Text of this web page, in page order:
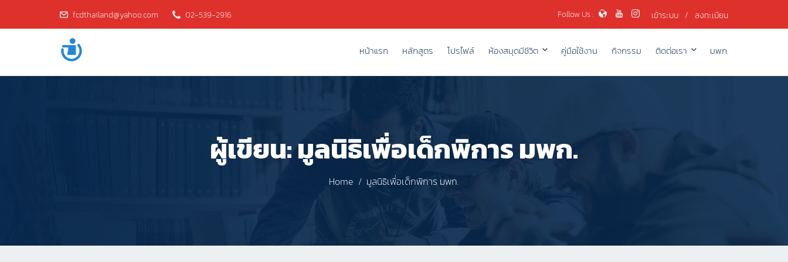
fcdthailand@yahoo.com 02-539-2916 Follow Us : เข้าระบบ / ลงทะเบียน
หน้าแรก หลักสูตร โปรไฟล์ ห้องสมุดมีชีวิต คู่มือใช้งาน กิจกรรม ติดต่อเรา มพก.
ผู้เขียน:มูลนิธิเพื่อเด็กพิการ มพก.
Home มูลนิธิเพื่อเด็กพิการ มพก.